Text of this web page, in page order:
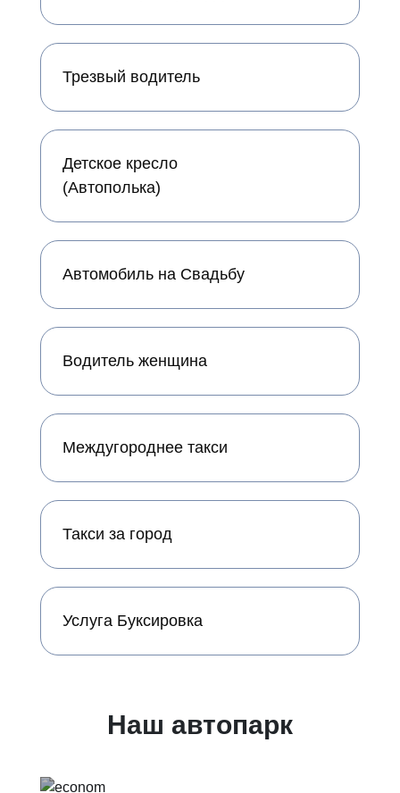
Трезвый водитель
Детское кресло
(Автополька)
Автомобиль на Свадьбу
Водитель женщина
Междугороднее такси
Такси за город
Услуга Буксировка
Наш автопарк